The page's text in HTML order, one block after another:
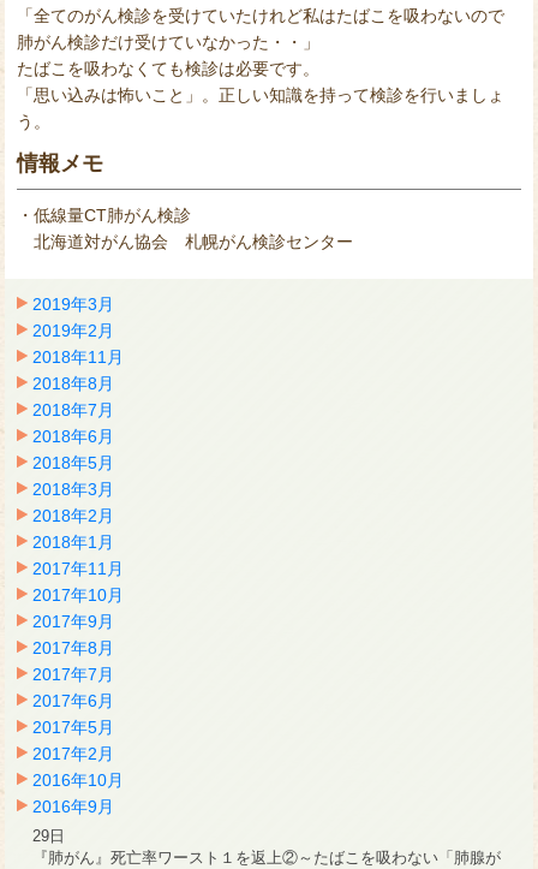
2019年3月
2019年2月
2018年11月
2018年8月
2018年7月
2018年6月
2018年5月
2018年3月
2018年2月
2018年1月
2017年11月
2017年10月
2017年9月
2017年8月
2017年7月
2017年6月
2017年5月
2017年2月
2016年10月
2016年9月
29日
『肺がん』死亡率ワースト１を返上②～たばこを吸わない「肺腺が
「全てのがん検診を受けていたけれど私はたばこを吸わないので
肺がん検診だけ受けていなかった・・」
たばこを吸わなくても検診は必要です。
「思い込みは怖いこと」。正しい知識を持って検診を行いましょ
う。
情報メモ
・低線量CT肺がん検診
北海道対がん協会 札幌がん検診センター